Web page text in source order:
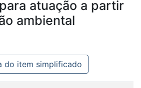
atuação a partir
ambiental
do item simplificado